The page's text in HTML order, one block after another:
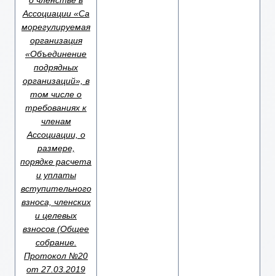
Ассоциации «Са
морегулируемая
организация
«Объединение
подрядных
организаций», в
том числе о
требованиях к
членам
Ассоциации, о
размере,
порядке расчета
и уплаты
вступительного
взноса, членских
и целевых
взносов (Общее
собрание.
Протокол №20
от 27.03.2019